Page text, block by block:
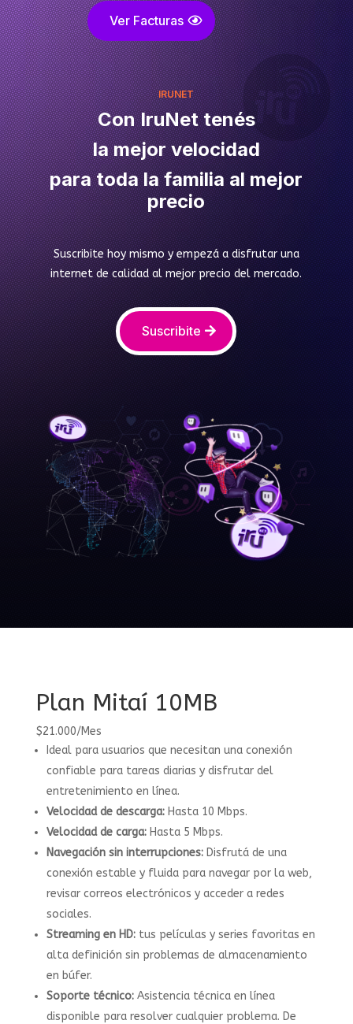
Ver Facturas
IRUNET
Con IruNet tenés
la mejor velocidad
para toda la familia al mejor
precio
Suscribite hoy mismo y empezá a disfrutar una
internet de calidad al mejor precio del mercado.
Suscribite
Plan Mitaí 10MB
$21.000/Mes
Ideal para usuarios que necesitan una conexión
confiable para tareas diarias y disfrutar del
entretenimiento en línea.
Velocidad de descarga:Hasta 10 Mbps.
Velocidad de carga:Hasta 5 Mbps.
Navegación sin interrupciones:Disfrutá de una
conexión estable y fluida para navegar por la web,
revisar correos electrónicos y acceder a redes
sociales.
Streaming en HD:tus películas y series favoritas en
alta definición sin problemas de almacenamiento
en búfer.
Soporte técnico:Asistencia técnica en línea
disponible para resolver cualquier problema. De